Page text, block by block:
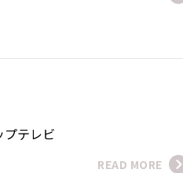
プテレビ
READ MORE